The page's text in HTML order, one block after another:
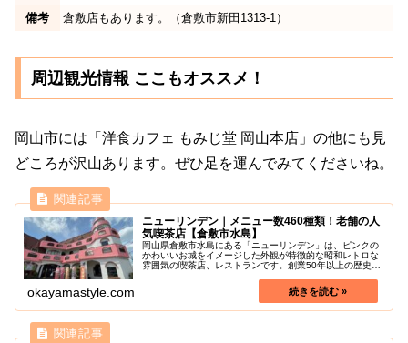
備考
倉敷店もあります。（倉敷市新田1313-1）
周辺観光情報 ここもオススメ！
岡山市には「洋食カフェ もみじ堂 岡山本店」の他にも見
どころが沢山あります。ぜひ足を運んでみてくださいね。
ニューリンデン｜メニュー数460種類！老舗の人
気喫茶店【倉敷市水島】
岡山県倉敷市水島にある「ニューリンデン」は、ピンクの
かわいいお城をイメージした外観が特徴的な昭和レトロな
雰囲気の喫茶店、レストランです。創業50年以上の歴史を
okayamastyle.com